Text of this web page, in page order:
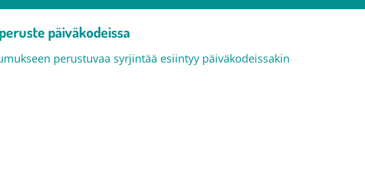
päiväkodeissa
perustuvaa syrjintää esiintyy päiväkodeissakin